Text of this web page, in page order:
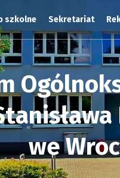
we
szkolne Sekretariat